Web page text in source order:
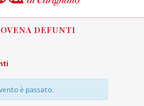
DEFUNTI
è passato.